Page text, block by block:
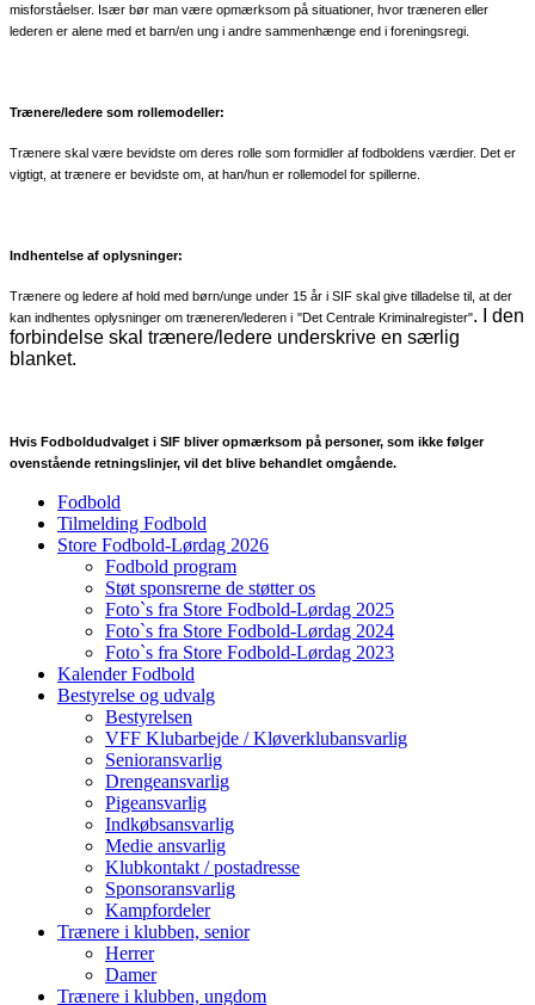
misforståelser. Især bør man være opmærksom på situationer, hvor træneren eller
lederen er alene med et barn/en ung i andre sammenhænge end i foreningsregi.
Trænere/ledere som rollemodeller:
Trænere skal være bevidste om deres rolle som formidler af fodboldens værdier. Det er
vigtigt, at trænere er bevidste om, at han/hun er rollemodel for spillerne.
Indhentelse af oplysninger:
Trænere og ledere af hold med børn/unge under 15 år i SIF skal give tilladelse til, at der
kan indhentes oplysninger om træneren/lederen i "Det Centrale Kriminalregister". I den
forbindelse skal trænere/ledere underskrive en særlig
blanket.
Hvis Fodboldudvalget i SIF bliver opmærksom på personer, som ikke følger
ovenstående retningslinjer, vil det blive behandlet omgående.
Fodbold
Tilmelding Fodbold
Store Fodbold-Lørdag 2026
Fodbold program
Støt sponsrerne de støtter os
Foto`s fra Store Fodbold-Lørdag 2025
Foto`s fra Store Fodbold-Lørdag 2024
Foto`s fra Store Fodbold-Lørdag 2023
Kalender Fodbold
Bestyrelse og udvalg
Bestyrelsen
VFF Klubarbejde / Kløverklubansvarlig
Senioransvarlig
Drengeansvarlig
Pigeansvarlig
Indkøbsansvarlig
Medie ansvarlig
Klubkontakt / postadresse
Sponsoransvarlig
Kampfordeler
Trænere i klubben, senior
Herrer
Damer
Trænere i klubben, ungdom